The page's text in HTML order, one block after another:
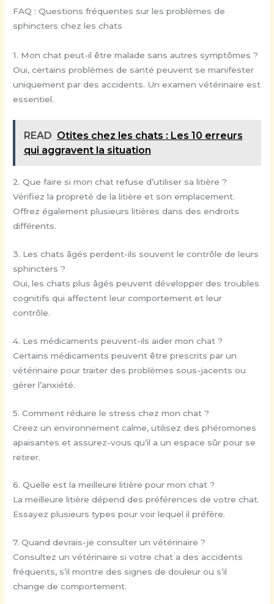
FAQ : Questions fréquentes sur les problèmes de
sphincters chez les chats
1. Mon chat peut-il être malade sans autres symptômes ?
Oui, certains problèmes de santé peuvent se manifester
uniquement par des accidents. Un examen vétérinaire est
essentiel.
READ Otites chez les chats : Les 10 erreurs
qui aggravent la situation
2. Que faire si mon chat refuse d’utiliser sa litière ?
Vérifiez la propreté de la litière et son emplacement.
Offrez également plusieurs litières dans des endroits
différents.
3. Les chats âgés perdent-ils souvent le contrôle de leurs
sphincters ?
Oui, les chats plus âgés peuvent développer des troubles
cognitifs qui affectent leur comportement et leur
contrôle.
4. Les médicaments peuvent-ils aider mon chat ?
Certains médicaments peuvent être prescrits par un
vétérinaire pour traiter des problèmes sous-jacents ou
gérer l’anxiété.
5. Comment réduire le stress chez mon chat ?
Creez un environnement calme, utilisez des phéromones
apaisantes et assurez-vous qu’il a un espace sûr pour se
retirer.
6. Quelle est la meilleure litière pour mon chat ?
La meilleure litière dépend des préférences de votre chat.
Essayez plusieurs types pour voir lequel il préfère.
7. Quand devrais-je consulter un vétérinaire ?
Consultez un vétérinaire si votre chat a des accidents
fréquents, s’il montre des signes de douleur ou s’il
change de comportement.